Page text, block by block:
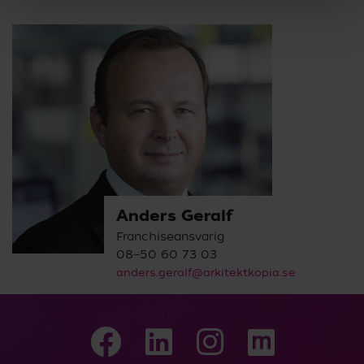
Anders Geralf
Franchiseansvarig
08—50 60 73 03
anders.geralf@arkitektkopia.se